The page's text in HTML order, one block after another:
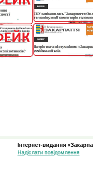
Інтернет-видання
Надіслати повідомлення